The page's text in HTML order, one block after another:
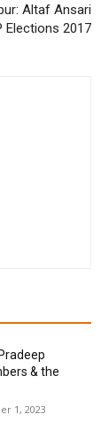
Altaf Ansari
Elections 2017
& the
1, 2023